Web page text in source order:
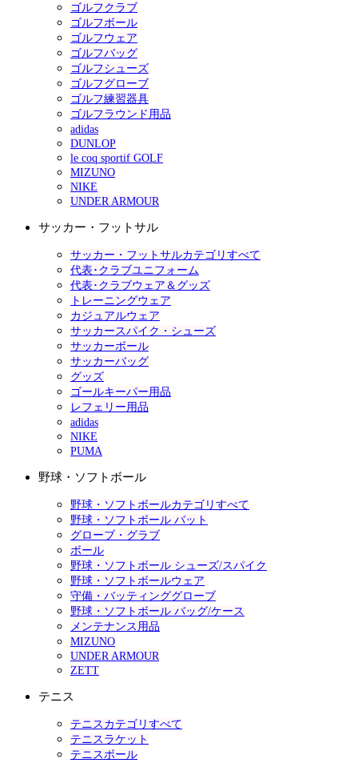
ゴルフクラブ
ゴルフボール
ゴルフウェア
ゴルフバッグ
ゴルフシューズ
ゴルフグローブ
ゴルフ練習器具
ゴルフラウンド用品
adidas
DUNLOP
le coq sportif GOLF
MIZUNO
NIKE
UNDER ARMOUR
サッカー・フットサル
サッカー・フットサルカテゴリすべて
代表･クラブユニフォーム
代表･クラブウェア＆グッズ
トレーニングウェア
カジュアルウェア
サッカースパイク・シューズ
サッカーボール
サッカーバッグ
グッズ
ゴールキーパー用品
レフェリー用品
adidas
NIKE
PUMA
野球・ソフトボール
野球・ソフトボールカテゴリすべて
野球・ソフトボール バット
グローブ・グラブ
ボール
野球・ソフトボール シューズ/スパイク
野球・ソフトボールウェア
守備・バッティンググローブ
野球・ソフトボール バッグ/ケース
メンテナンス用品
MIZUNO
UNDER ARMOUR
ZETT
テニス
テニスカテゴリすべて
テニスラケット
テニスボール